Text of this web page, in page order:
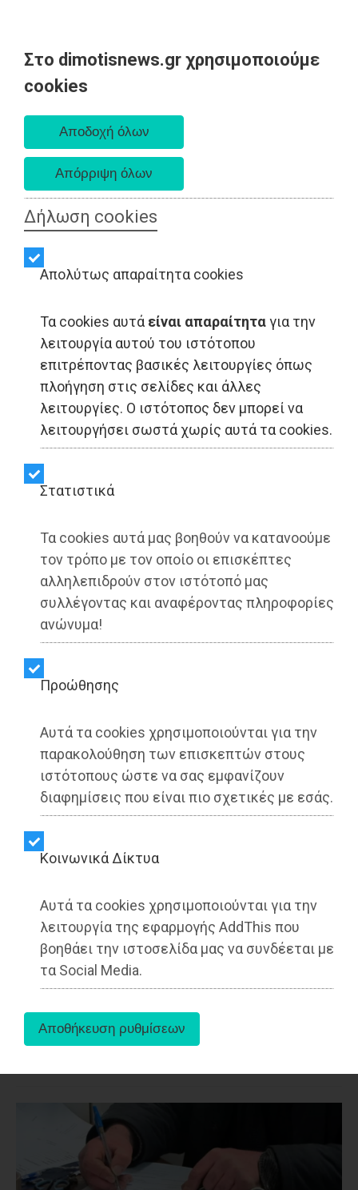
Στο dimotisnews.gr χρησιμοποιούμε
cookies
Δήλωση cookies
Απολύτως απαραίτητα cookies
Τα cookies αυτά είναι απαραίτηταγια την
λειτουργία αυτού του ιστότοπου
επιτρέποντας βασικές λειτουργίες όπως
πλοήγηση στις σελίδες και άλλες
λειτουργίες. Ο ιστότοπος δεν μπορεί να
λειτουργήσει σωστά χωρίς αυτά τα cookies.
Στατιστικά
Τα cookies αυτά μας βοηθούν να κατανοούμε
τον τρόπο με τον οποίο οι επισκέπτες
αλληλεπιδρούν στον ιστότοπό μας
συλλέγοντας και αναφέροντας πληροφορίες
ανώνυμα!
Προώθησης
Αυτά τα cookies χρησιμοποιούνται για την
παρακολούθηση των επισκεπτών στους
ιστότοπους ώστε να σας εμφανίζουν
διαφημίσεις που είναι πιο σχετικές με εσάς.
Kοινωνικά Δίκτυα
Αυτά τα cookies χρησιμοποιούνται για την
λειτουργία της εφαρμογής AddThis που
βοηθάει την ιστοσελίδα μας να συνδέεται με
τα Social Media.
Κυκλάδες - LIFESTYLE
SEAJETS: Ακόμα πιο προσιτά ταξίδια σε Άνδρο
και Τήνο από και προς τη Ραφήνα με νέες
προσφορές (video)
Dimotisnews - 06/04/2026
Fuel Pass: Υποβολή αιτήσεων με βάση το ΑΦΜ